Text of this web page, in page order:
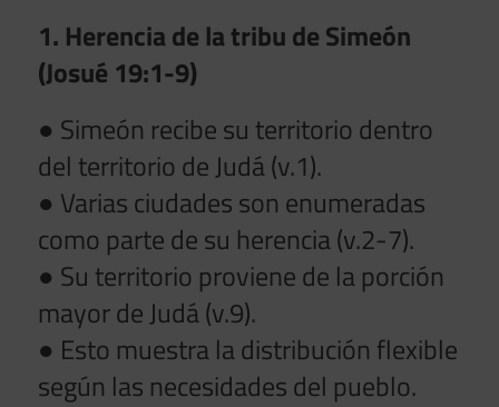
1. Herencia de la tribu de Simeón
(Josué 19:1-9)
● Simeón recibe su territorio dentro
del territorio de Judá (v.1).
● Varias ciudades son enumeradas
como parte de su herencia (v.2-7).
● Su territorio proviene de la porción
mayor de Judá (v.9).
● Esto muestra la distribución flexible
según las necesidades del pueblo.